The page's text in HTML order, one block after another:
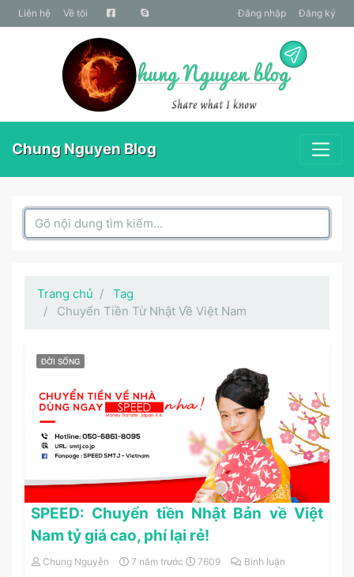
liên hệ Về tôi Đăng nhập Đăng ký
Chung Nguyen Blog
Search Box
Trang chủ
Tag
Chuyển Tiền Từ Nhật Về Việt Nam
ĐỜI SỐNG
SPEED: Chuyển tiền Nhật Bản về Việt
Nam tỷ giá cao, phí lại rẻ!
Chung Nguyễn 7 năm trước 7609
Bình luận